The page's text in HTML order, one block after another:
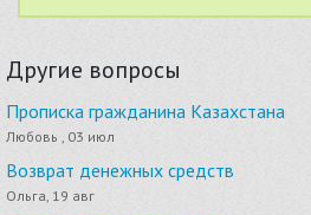
Другие вопросы
Прописка гражданина Казахстана
Любовь , 03 июл
Возврат денежных средств
Ольга, 19 авг